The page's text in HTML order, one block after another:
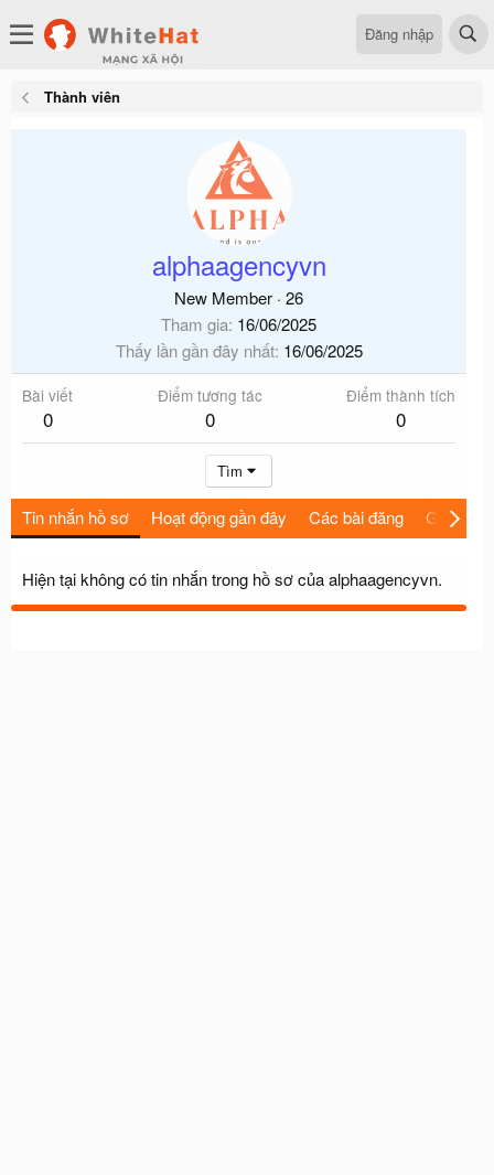
Đăng nhập
Thành viên
alphaagencyvn
New Member · 26
Tham gia 16/06/2025
Thấy lần gần đây nhất 16/06/2025
Bài viết
0
Điểm tương tác
0
Điểm thành tích
0
Tìm
Tin nhắn hồ sơ Hoạt động gần đây Các bài đăng Giới thiệu
Hiện tại không có tin nhắn trong hồ sơ của alphaagencyvn.